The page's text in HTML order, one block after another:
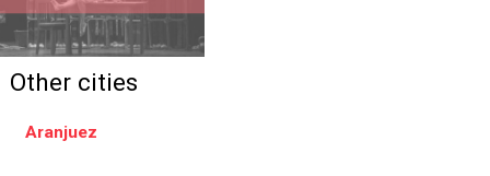
Other cities
Aranjuez